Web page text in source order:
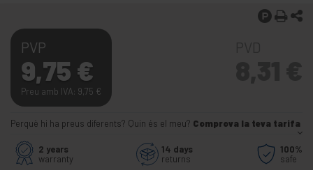
PVP
9,75 €
Preu amb IVA: 9,75 €
Perquè hi ha preus diferents? Quin és el meu? Comprova la teva tarifa
2 years
warranty
14 days
returns
100%
safe